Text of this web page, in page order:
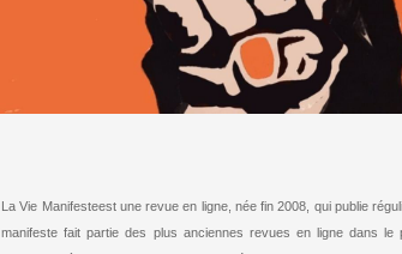
La Vie Manifesteest une revue en ligne, née fin 2008, qui publie
manifeste fait partie des plus anciennes revues en ligne dans le